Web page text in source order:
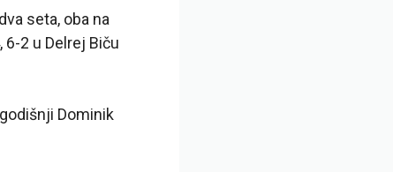
seta, oba na
2 u Delrej Biču
Dominik